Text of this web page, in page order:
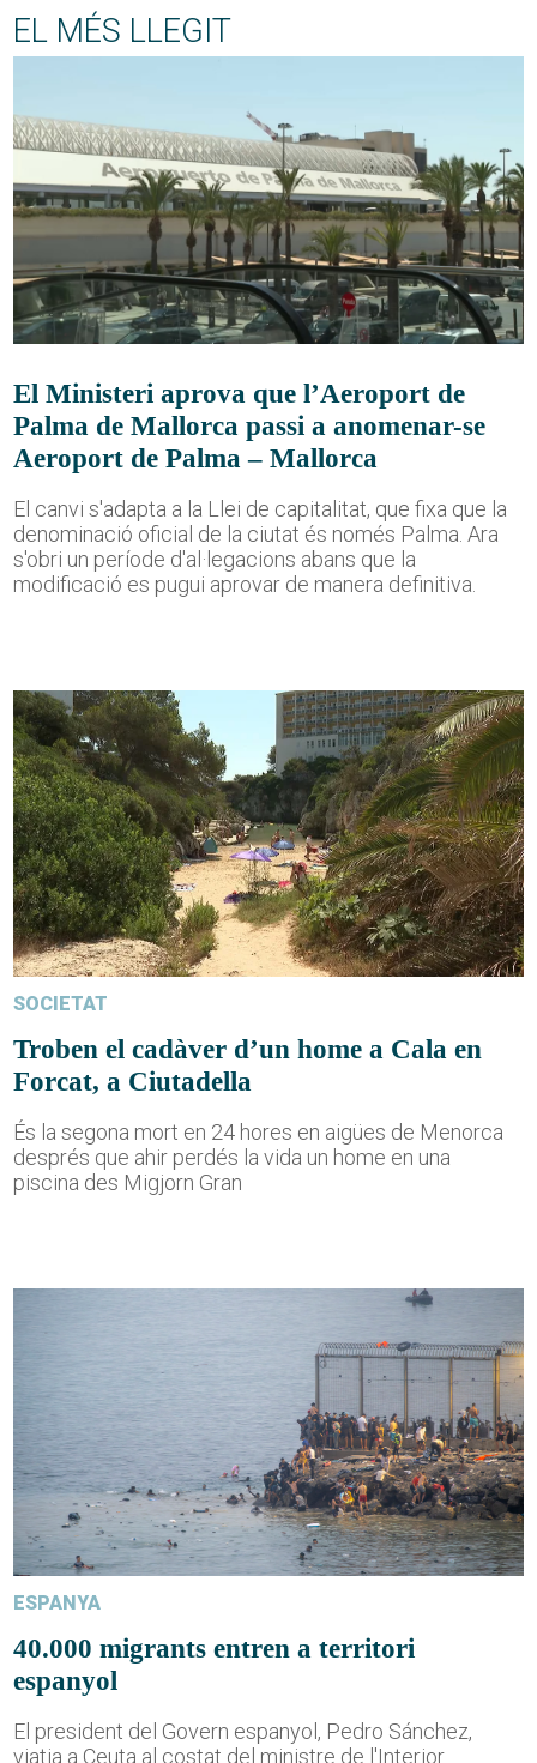
EL MÉS LLEGIT
El Ministeri aprova que l’Aeroport de
Palma de Mallorca passi a anomenar-se
Aeroport de Palma – Mallorca
El canvi s'adapta a la Llei de capitalitat, que fixa que la
denominació oficial de la ciutat és només Palma. Ara
s'obri un període d'al·legacions abans que la
modificació es pugui aprovar de manera definitiva.
SOCIETAT
Troben el cadàver d’un home a Cala en
Forcat, a Ciutadella
És la segona mort en 24 hores en aigües de Menorca
després que ahir perdés la vida un home en una
piscina des Migjorn Gran
ESPANYA
40.000 migrants entren a territori
espanyol
El president del Govern espanyol, Pedro Sánchez,
viatja a Ceuta al costat del ministre de l'Interior